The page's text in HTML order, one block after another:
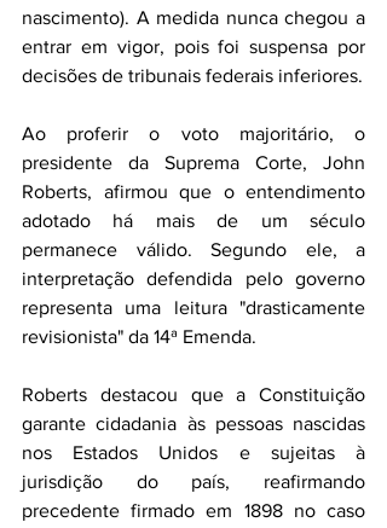
nascimento). A medida nunca chegou a
entrar em vigor, pois foi suspensa por
decisões de tribunais federais inferiores.
Ao proferir o voto majoritário, o
presidente da Suprema Corte, John
Roberts, afirmou que o entendimento
adotado há mais de um século
permanece válido. Segundo ele, a
interpretação defendida pelo governo
representa uma leitura "drasticamente
revisionista" da 14ª Emenda.
Roberts destacou que a Constituição
garante cidadania às pessoas nascidas
nos Estados Unidos e sujeitas à
jurisdição do país, reafirmando
precedente firmado em 1898 no caso